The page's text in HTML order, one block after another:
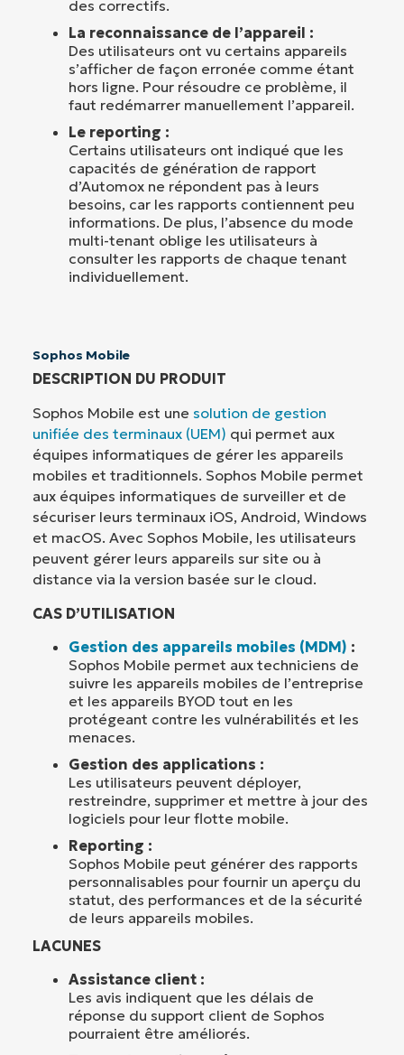
des correctifs.
La reconnaissance de l’appareil :
Des utilisateurs ont vu certains appareils
s’afficher de façon erronée comme étant
hors ligne. Pour résoudre ce problème, il
faut redémarrer manuellement l’appareil.
Le reporting :
Certains utilisateurs ont indiqué que les
capacités de génération de rapport
d’Automox ne répondent pas à leurs
besoins, car les rapports contiennent peu
informations. De plus, l’absence du mode
multi-tenant oblige les utilisateurs à
consulter les rapports de chaque tenant
individuellement.
Sophos Mobile
DESCRIPTION DU PRODUIT
Sophos Mobile est une solution de gestion
unifiée des terminaux (UEM) qui permet aux
équipes informatiques de gérer les appareils
mobiles et traditionnels. Sophos Mobile permet
aux équipes informatiques de surveiller et de
sécuriser leurs terminaux iOS, Android, Windows
et macOS. Avec Sophos Mobile, les utilisateurs
peuvent gérer leurs appareils sur site ou à
distance via la version basée sur le cloud.
CAS D’UTILISATION
Gestion des appareils mobiles (MDM) :
Sophos Mobile permet aux techniciens de
suivre les appareils mobiles de l’entreprise
et les appareils BYOD tout en les
protégeant contre les vulnérabilités et les
menaces.
Gestion des applications :
Les utilisateurs peuvent déployer,
restreindre, supprimer et mettre à jour des
logiciels pour leur flotte mobile.
Reporting :
Sophos Mobile peut générer des rapports
personnalisables pour fournir un aperçu du
statut, des performances et de la sécurité
de leurs appareils mobiles.
LACUNES
Assistance client :
Les avis indiquent que les délais de
réponse du support client de Sophos
pourraient être améliorés.